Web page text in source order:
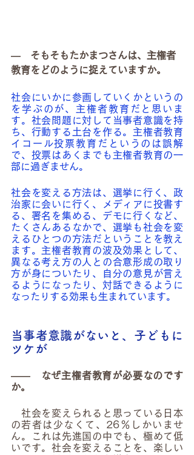
―　そもそもたかまつさんは、主権者
教育をどのように捉えていますか。
社会にいかに参画していくかというの
を学ぶのが、主権者教育だと思いま
す。社会問題に対して当事者意識を持
ち、行動する土台を作る。主権者教育
イコール投票教育だというのは誤解
で、投票はあくまでも主権者教育の一
部に過ぎません。
社会を変える方法は、選挙に行く、政
治家に会いに行く、メディアに投書す
る、署名を集める、デモに行くなど、
たくさんあるなかで、選挙も社会を変
えるひとつの方法だということを教え
ます。主権者教育の波及効果として、
異なる考え方の人との合意形成の取り
方が身についたり、自分の意見が言え
るようになったり、対話できるように
なったりする効果も生まれています。
当事者意識がないと、子どもに
ツケが
――　なぜ主権者教育が必要なのです
か。
社会を変えられると思っている日本
の若者は少なくて、26％しかいませ
ん。これは先進国の中でも、極めて低
いです。社会を変えることを、楽しい